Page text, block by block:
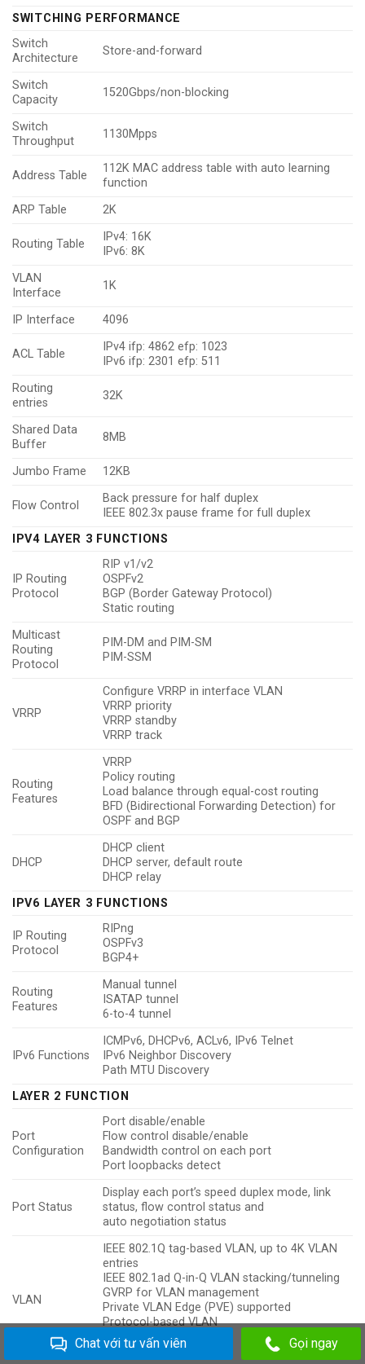
SWITCHING PERFORMANCE
Switch
Architecture
Store-and-forward
Switch
Capacity
1520Gbps/non-blocking
Switch
Throughput
1130Mpps
Address Table
112K MAC address table with auto learning
function
ARP Table
2K
Routing Table
IPv4: 16K
IPv6: 8K
VLAN
Interface
1K
IP Interface 4096
ACL Table
IPv4 ifp: 4862 efp: 1023
IPv6 ifp: 2301 efp: 511
Routing
entries
32K
Shared Data
Buffer
8MB
Jumbo Frame 12KB
Flow Control
Back pressure for half duplex
IEEE 802.3x pause frame for full duplex
IPV4 LAYER 3 FUNCTIONS
IP Routing
Protocol
RIP v1/v2
OSPFv2
BGP (Border Gateway Protocol)
Static routing
Multicast
Routing
Protocol
PIM-DM and PIM-SM
PIM-SSM
VRRP
Configure VRRP in interface VLAN
VRRP priority
VRRP standby
VRRP track
Routing
Features
VRRP
Policy routing
Load balance through equal-cost routing
BFD (Bidirectional Forwarding Detection) for
OSPF and BGP
DHCP
DHCP client
DHCP server, default route
DHCP relay
IPV6 LAYER 3 FUNCTIONS
IP Routing
Protocol
RIPng
OSPFv3
BGP4+
Routing
Features
Manual tunnel
ISATAP tunnel
6-to-4 tunnel
IPv6 Functions
ICMPv6, DHCPv6, ACLv6, IPv6 Telnet
IPv6 Neighbor Discovery
Path MTU Discovery
LAYER 2 FUNCTION
Port
Configuration
Port disable/enable
Flow control disable/enable
Bandwidth control on each port
Port loopbacks detect
Port Status
Display each port’s speed duplex mode, link
status, flow control status and
auto negotiation status
VLAN
IEEE 802.1Q tag-based VLAN, up to 4K VLAN
entries
IEEE 802.1ad Q-in-Q VLAN stacking/tunneling
GVRP for VLAN management
Private VLAN Edge (PVE) supported
Protocol-based VLAN
MAC-based VLAN
IP subnet VLAN
Chat với tư vấn viên Gọi ngay